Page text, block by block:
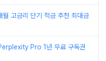
고금리 단기 적금 추천 최대금
Pro 1년 무료 구독권